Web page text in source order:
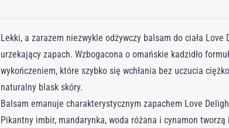
Lekki, a zarazem niezwykle odżywczy balsam do ciała
urzekający zapach. Wzbogacona o omańskie kadzidło
wykończeniem, które szybko się wchłania bez uczucia
naturalny blask skóry.
Balsam emanuje charakterystycznym zapachem Love
Pikantny imbir, mandarynka, woda różana i cynamon